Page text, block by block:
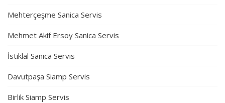
Mehterçeşme Sanica Servis
Mehmet Akif Ersoy Sanica Servis
İstiklal Sanica Servis
Davutpaşa Siamp Servis
Birlik Siamp Servis